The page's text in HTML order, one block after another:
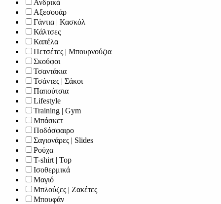
Ανδρικά
Αξεσουάρ
Γάντια | Κασκόλ
Κάλτσες
Καπέλα
Πετσέτες | Μπουρνούζια
Σκούφοι
Τσαντάκια
Τσάντες | Σάκοι
Παπούτσια
Lifestyle
Training | Gym
Μπάσκετ
Ποδόσφαιρο
Σαγιονάρες | Slides
Ρούχα
T-shirt | Top
Ισοθερμικά
Μαγιό
Μπλούζες | Ζακέτες
Μπουφάν